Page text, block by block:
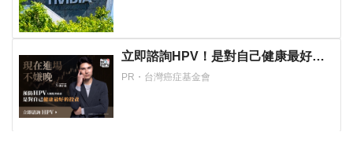
立即諮詢HPV！是對自己健康最好的
投資，把握現在不嫌晚！
PR・台灣癌症基金會